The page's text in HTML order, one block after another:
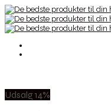
Udsalg 14%